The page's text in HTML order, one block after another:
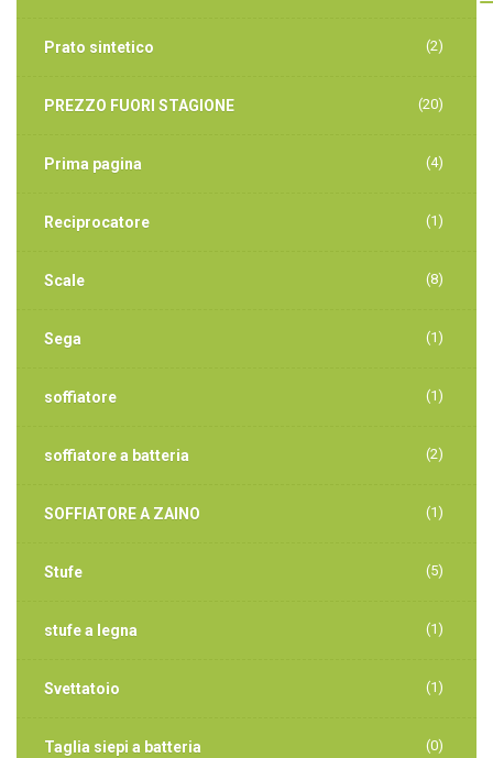
Prato sintetico (2)
PREZZO FUORI STAGIONE (20)
Prima pagina (4)
Reciprocatore (1)
Scale (8)
Sega (1)
soffiatore (1)
soffiatore a batteria (2)
SOFFIATORE A ZAINO (1)
Stufe (5)
stufe a legna (1)
Svettatoio (1)
Taglia siepi a batteria (0)